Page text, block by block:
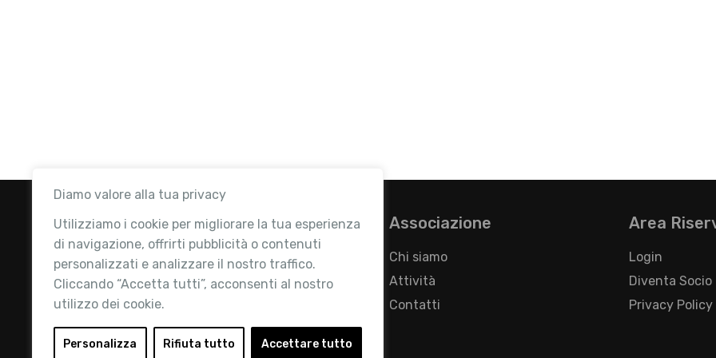
Diamo valore alla tua privacy
Utilizziamo i cookie per migliorare la tua esperienza
di navigazione, offrirti pubblicità o contenuti
personalizzati e analizzare il nostro traffico.
Cliccando “Accetta tutti”, acconsenti al nostro
utilizzo dei cookie.
Personalizza Rifiuta tutto Accettare tutto
Retail Institute Italy è l’Associazione di
riferimento per l'Ecosistema Retail: la nostra
Associazione
Chi siamo
Attività
Contatti
Area
Login
Diventa Socio
Privacy Policy